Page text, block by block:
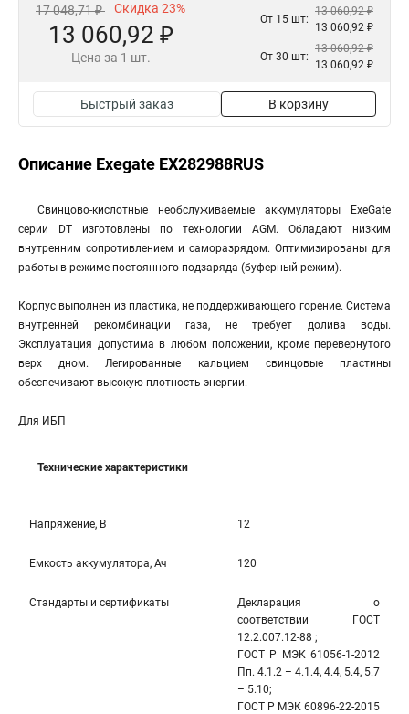
17 048,71 ₽ Скидка 23%
13 060,92 ₽
Цена за 1 шт.
От 15 шт:
13 060,92 ₽
13 060,92 ₽
От 30 шт:
13 060,92 ₽
13 060,92 ₽
Быстрый заказ В корзину
Описание Exegate EX282988RUS
Свинцово-кислотные необслуживаемые аккумуляторы ExeGate
серии DT изготовлены по технологии AGM. Обладают низким
внутренним сопротивлением и саморазрядом. Оптимизированы для
работы в режиме постоянного подзаряда (буферный режим).
Корпус выполнен из пластика, не поддерживающего горение. Система
внутренней рекомбинации газа, не требует долива воды.
Эксплуатация допустима в любом положении, кроме перевернутого
верх дном. Легированные кальцием свинцовые пластины
обеспечивают высокую плотность энергии.
Для ИБП
Технические характеристики
Напряжение, В 12
Емкость аккумулятора, Ач 120
Стандарты и сертификаты
Декларация о
соответствии ГОСТ
12.2.007.12-88 ;
ГОСТ Р МЭК 61056-1-2012
Пп. 4.1.2 – 4.1.4, 4.4, 5.4, 5.7
– 5.10;
ГОСТ Р МЭК 60896-22-2015